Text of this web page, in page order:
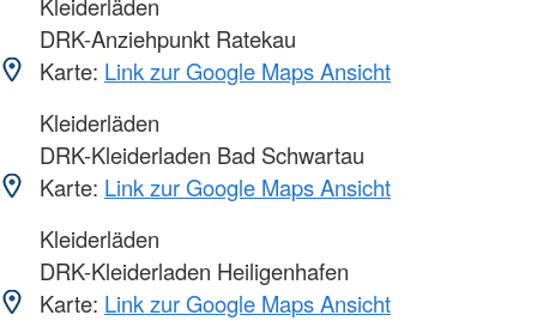
Kleiderläden
DRK-Anziehpunkt Ratekau
Karte: Link zur Google Maps Ansicht
Kleiderläden
DRK-Kleiderladen Bad Schwartau
Karte: Link zur Google Maps Ansicht
Kleiderläden
DRK-Kleiderladen Heiligenhafen
Karte: Link zur Google Maps Ansicht